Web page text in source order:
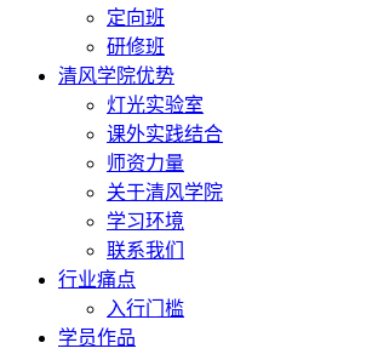
定向班
研修班
清风学院优势
灯光实验室
课外实践结合
师资力量
关于清风学院
学习环境
联系我们
行业痛点
入行门槛
学员作品